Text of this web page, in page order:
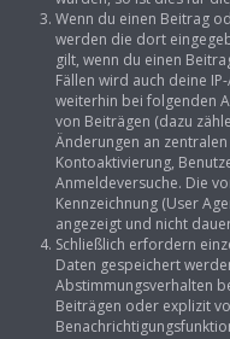
Wenn du einen Beitrag
werden die dort
gilt, wenn du einen
Fällen wird auch deine
weiterhin bei folgenden
von Beiträgen (dazu
Änderungen an
Kontoaktivierung,
Anmeldeversuche. Die
Kennzeichnung (User
angezeigt und nicht
Schließlich erfordern
Daten gespeichert
Abstimmungsverhalten
Beiträgen oder explizit